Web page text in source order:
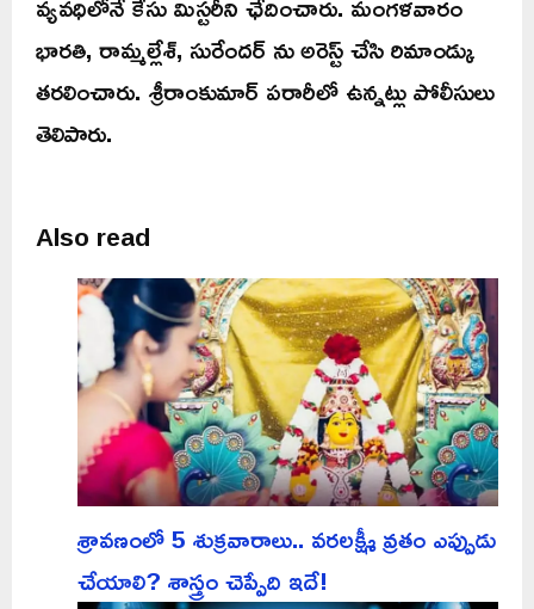
భారతి, రామ్మల్లేశ్, సురేందర్ ను అరెస్ట్ చేసి రిమాండ్కు
తరలించారు. శ్రీరాంకుమార్ పరారీలో ఉన్నట్లు పోలీసులు
తెలిపారు.
Also read
శ్రావణంలో 5 శుక్రవారాలు.. వరలక్ష్మీ వ్రతం ఎప్పుడు
చేయాలి? శాస్త్రం చెప్పేది ఇదే!